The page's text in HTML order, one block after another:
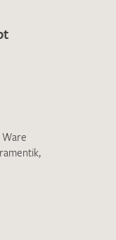
angegebenen Daten
genutzt werden.
zur Kenntnis
,